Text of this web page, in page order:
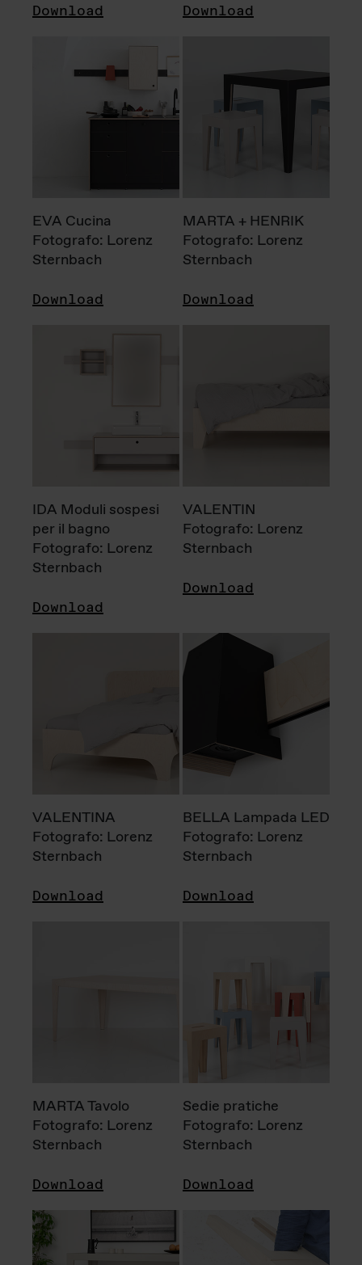
Download Download
EVA Cucina
Fotografo: Lorenz
Sternbach
Download
MARTA + HENRIK
Fotografo: Lorenz
Sternbach
Download
IDA Moduli sospesi
per il bagno
Fotografo: Lorenz
Sternbach
Download
VALENTIN
Fotografo: Lorenz
Sternbach
Download
VALENTINA
Fotografo: Lorenz
Sternbach
Download
BELLA Lampada LED
Fotografo: Lorenz
Sternbach
Download
MARTA Tavolo
Fotografo: Lorenz
Sternbach
Download
Sedie pratiche
Fotografo: Lorenz
Sternbach
Download